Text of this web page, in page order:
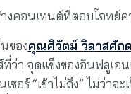
างคอนเทนต์ที่ตอบโจทย์
ของคุณศิวัตม์ วิลาสศัก
ว่า จุดแข็งของอินฟลูเอน
อร์ “เข้าไม่ถึง” ไม่ว่าจ